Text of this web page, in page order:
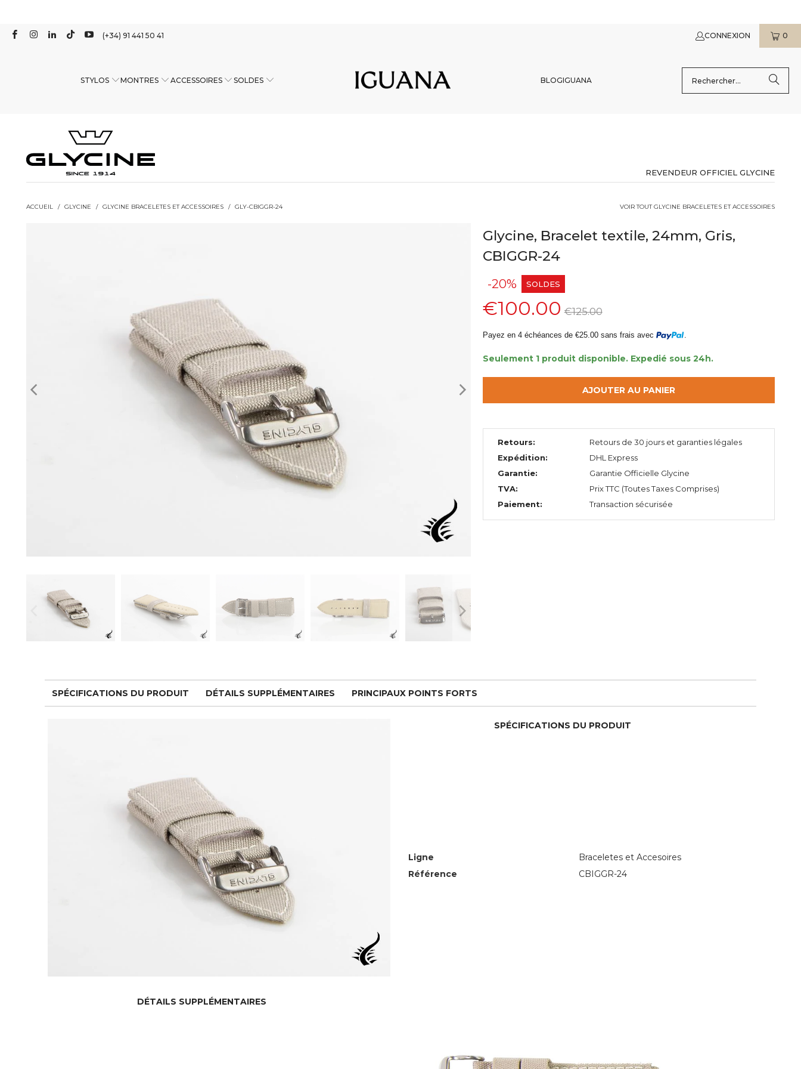
(+34) 91 441 50 41 CONNEXION 0
STYLOS MONTRES ACCESSOIRES SOLDES BLOGIGUANA
REVENDEUR OFFICIEL GLYCINE
VOIR TOUT GLYCINE BRACELETES ET ACCESSOIRES
ACCUEIL / GLYCINE / GLYCINE BRACELETES ET ACCESSOIRES / GLY-CBIGGR-24
Glycine, Bracelet textile, 24mm, Gris,
CBIGGR-24
-20% SOLDES
€100.00 €125.00
Payez en 4 échéances de €25.00 sans frais avec
Seulement 1 produit disponible. Expedié sous 24h.
AJOUTER AU PANIER
Retours:
Retours de 30 jours et garanties légales
Expédition:
DHL Express
Garantie:
Garantie Officielle Glycine
TVA:
Prix TTC (Toutes Taxes Comprises)
Paiement:
Transaction sécurisée
SPÉCIFICATIONS DU PRODUIT DÉTAILS SUPPLÉMENTAIRES PRINCIPAUX POINTS FORTS
SPÉCIFICATIONS DU PRODUIT
Ligne
Braceletes et Accesoires
Référence
CBIGGR-24
DÉTAILS SUPPLÉMENTAIRES